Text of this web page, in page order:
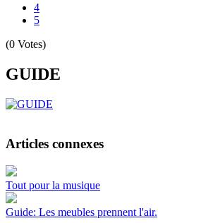
4
5
(0 Votes)
GUIDE
Articles connexes
Tout pour la musique
Guide: Les meubles prennent l'air.